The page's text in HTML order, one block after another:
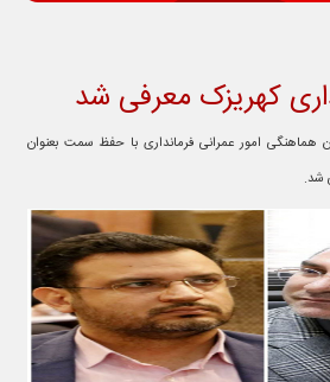
کهریزک معرفی شد
هماهنگی امور عمرانی فرمانداری با حفظ سمت بعنوان
شد.